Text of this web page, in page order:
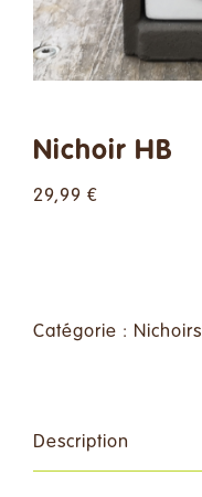
Rechercher:
Nichoir HB
29,99 €
Catégorie : Nichoirs
Description